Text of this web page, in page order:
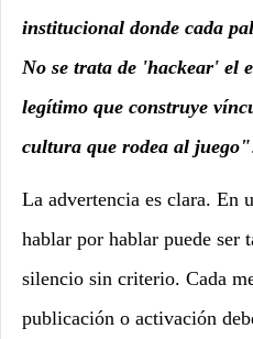
institucional donde cada
No se trata de 'hackear' el
legítimo que construye
cultura que rodea al juego"
La advertencia es clara. En
hablar por hablar puede ser
silencio sin criterio. Cada
publicación o activación